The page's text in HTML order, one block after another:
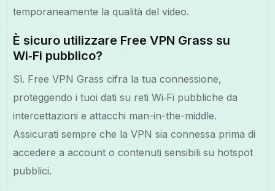
temporaneamente la qualità del video.
È sicuro utilizzare Free VPN Grass su
Wi‑Fi pubblico?
Sì. Free VPN Grass cifra la tua connessione,
proteggendo i tuoi dati su reti Wi‑Fi pubbliche da
intercettazioni e attacchi man-in-the-middle.
Assicurati sempre che la VPN sia connessa prima di
accedere a account o contenuti sensibili su hotspot
pubblici.